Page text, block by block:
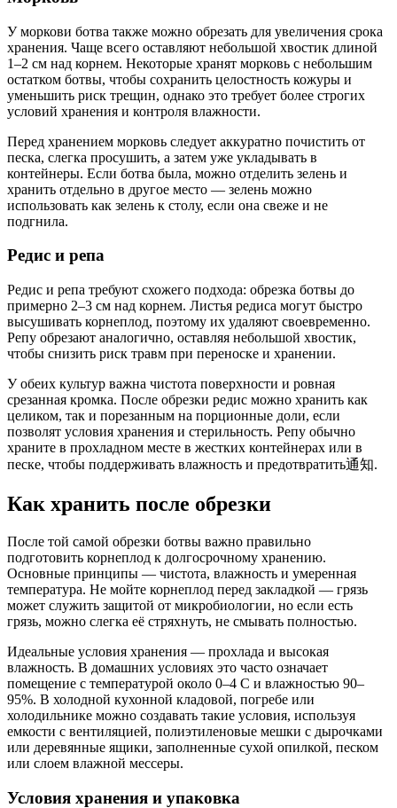
У моркови ботва также можно обрезать для увеличения срока
хранения. Чаще всего оставляют небольшой хвостик длиной
1–2 см над корнем. Некоторые хранят морковь с небольшим
остатком ботвы, чтобы сохранить целостность кожуры и
уменьшить риск трещин, однако это требует более строгих
условий хранения и контроля влажности.
Перед хранением морковь следует аккуратно почистить от
песка, слегка просушить, а затем уже укладывать в
контейнеры. Если ботва была, можно отделить зелень и
хранить отдельно в другое место — зелень можно
использовать как зелень к столу, если она свеже и не
подгнила.
Редис и репа
Редис и репа требуют схожего подхода: обрезка ботвы до
примерно 2–3 см над корнем. Листья редиса могут быстро
высушивать корнеплод, поэтому их удаляют своевременно.
Репу обрезают аналогично, оставляя небольшой хвостик,
чтобы снизить риск травм при переноске и хранении.
У обеих культур важна чистота поверхности и ровная
срезанная кромка. После обрезки редис можно хранить как
целиком, так и порезанным на порционные доли, если
позволят условия хранения и стерильность. Репу обычно
храните в прохладном месте в жестких контейнерах или в
песке, чтобы поддерживать влажность и предотвратить通知.
Как хранить после обрезки
После той самой обрезки ботвы важно правильно
подготовить корнеплод к долгосрочному хранению.
Основные принципы — чистота, влажность и умеренная
температура. Не мойте корнеплод перед закладкой — грязь
может служить защитой от микробиологии, но если есть
грязь, можно слегка её стряхнуть, не смывать полностью.
Идеальные условия хранения — прохлада и высокая
влажность. В домашних условиях это часто означает
помещение с температурой около 0–4 C и влажностью 90–
95%. В холодной кухонной кладовой, погребе или
холодильнике можно создавать такие условия, используя
емкости с вентиляцией, полиэтиленовые мешки с дырочками
или деревянные ящики, заполненные сухой опилкой, песком
или слоем влажной мессеры.
Условия хранения и упаковка